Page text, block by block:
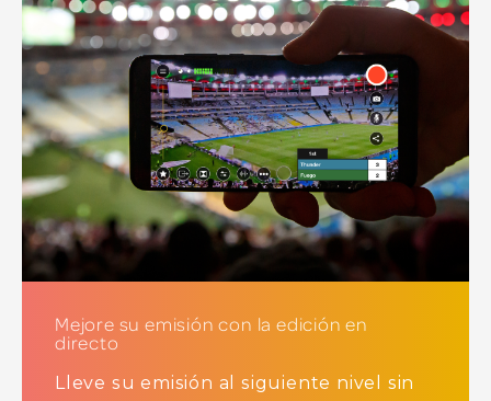
Mejore su emisión con la edición en
directo
Lleve su emisión al siguiente nivel sin